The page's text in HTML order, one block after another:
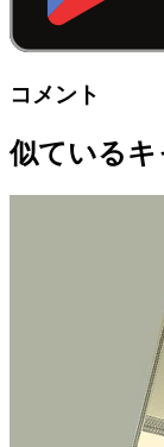
コメント
似ている